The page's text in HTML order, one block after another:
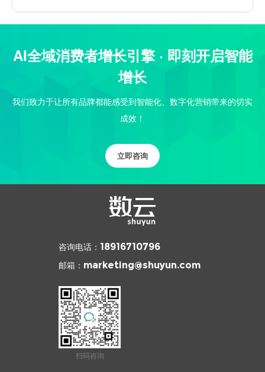
AI全域消费者增长引擎 · 即刻开启智能
增长
我们致力于让所有品牌都能感受到智能化、数字化营销带来的切实
成效！
立即咨询
咨询电话： 18916710796
邮箱： marketing@shuyun.com
扫码咨询